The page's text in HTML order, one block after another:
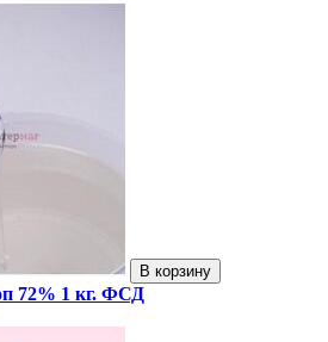
В корзину
72% 1 кг. ФСД